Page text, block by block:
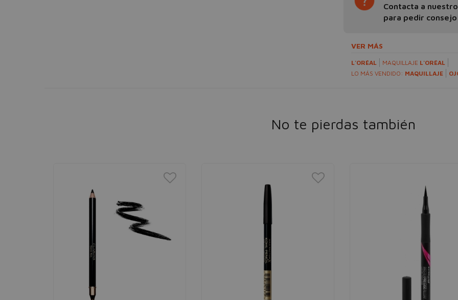
Contacta a
para pedir consejo
VER MÁS
L'ORÉAL MAQUILLAJE L'ORÉAL
LO MÁS VENDIDO: MAQUILLAJE
No te pierdas también